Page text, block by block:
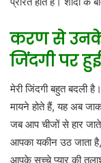
करण से उनके
जिंदगी पर
मेरी जिंदगी बहुत बदली
मायने होते हैं, यह अब
जब आप चीजों से हार
आपका यकीन उठ जाता
आपके सच्चे प्यार की